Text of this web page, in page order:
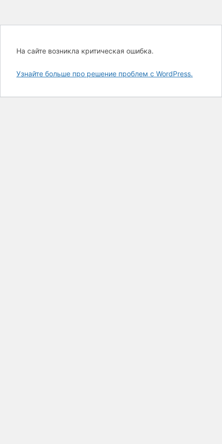
На сайте возникла критическая ошибка.
Узнайте больше про решение проблем с WordPress.